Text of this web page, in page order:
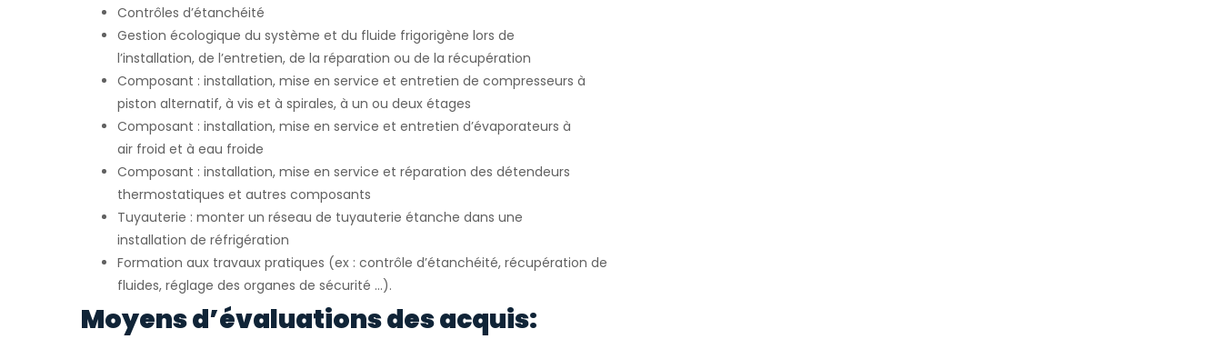
Contrôles d’étanchéité
Gestion écologique du système et du fluide frigorigène lors de
l’installation, de l’entretien, de la réparation ou de la récupération
Composant : installation, mise en service et entretien de compresseurs à
piston alternatif, à vis et à spirales, à un ou deux étages
Composant : installation, mise en service et entretien d’évaporateurs à
air froid et à eau froide
Composant : installation, mise en service et réparation des détendeurs
thermostatiques et autres composants
Tuyauterie : monter un réseau de tuyauterie étanche dans une
installation de réfrigération
Formation aux travaux pratiques (ex : contrôle d’étanchéité, récupération de
fluides, réglage des organes de sécurité …).
Moyens d’évaluations des acquis: